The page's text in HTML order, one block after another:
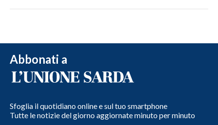
Abbonati a
Sfoglia il quotidiano online e sul tuo smartphone
Tutte le notizie del giorno aggiornate minuto per minuto